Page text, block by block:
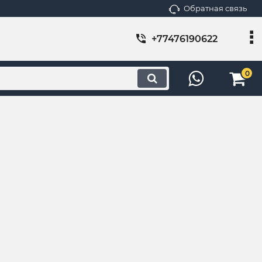
Обратная связь
+77476190622
0